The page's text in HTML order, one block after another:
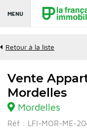
MENU
Retour à la liste
Vente
Mordelles
Mordelles
Réf : LFI-MOR-ME-